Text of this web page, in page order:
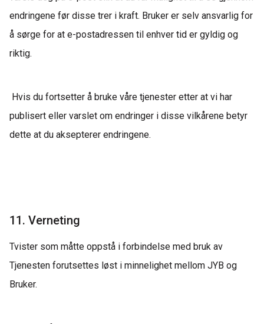
endringene før disse trer i kraft. Bruker er selv ansvarlig for
å sørge for at e-postadressen til enhver tid er gyldig og
riktig.
Hvis du fortsetter å bruke våre tjenester etter at vi har
publisert eller varslet om endringer i disse vilkårene betyr
dette at du aksepterer endringene.
11. Verneting
Tvister som måtte oppstå i forbindelse med bruk av
Tjenesten forutsettes løst i minnelighet mellom JYB og
Bruker.